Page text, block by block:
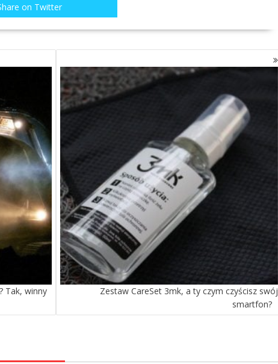
on Twitter
Tak, winny
Zestaw CareSet 3mk, a ty czym czyścisz swój
smartfon?